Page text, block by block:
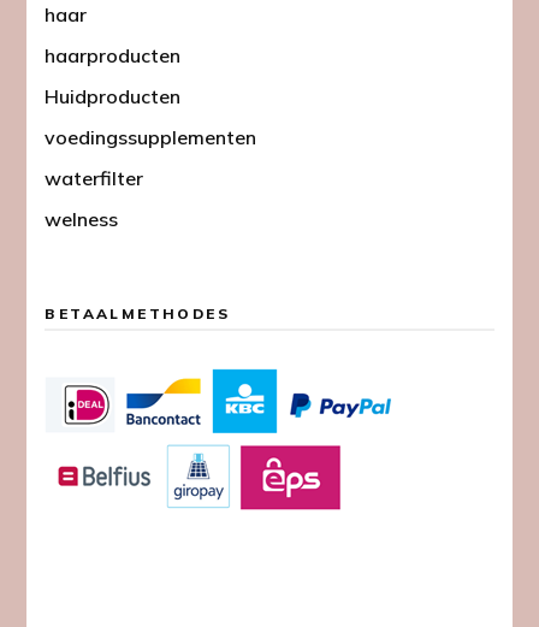
haar
haarproducten
Huidproducten
voedingssupplementen
waterfilter
welness
BETAALMETHODES